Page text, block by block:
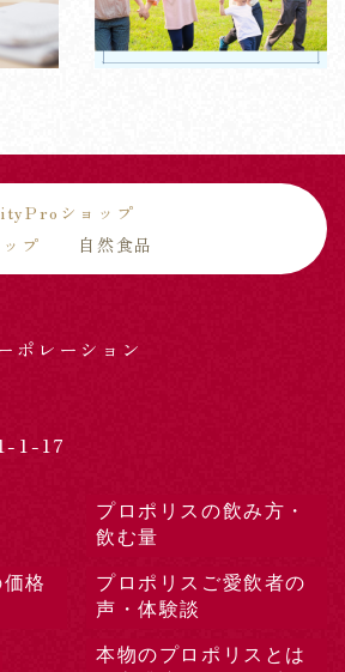
ショップ
プ
自然食品
ポレーション
1-17
プロポリスの飲み方・
飲む量
格
プロポリスご愛飲者の
声・体験談
本物のプロポリスとは